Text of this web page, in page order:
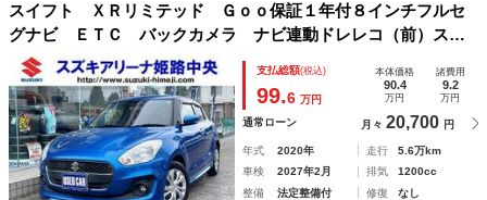
スイフト ＸＲリミテッド Ｇｏｏ保証１年付８インチフルセ
グナビ ＥＴＣ バックカメラ ナビ連動ドレレコ（前）スズ
キセーフティサポート（安全カメラ）スマートキープッシュス
タート アダブティブクルーズコントロールワンオーナー禁煙
車
支払総額(税込)
99.6 万円
本体価格
90.4
万円
諸費用
9.2
万円
通常ローン 月々 20,700 円
年式 2020年 走行
5.6万km
車検
2027年2月 排気
1200cc
整備
法定整備付 修復
なし